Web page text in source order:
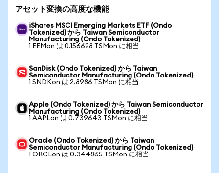
アセット変換の高度な機能
iShares MSCI Emerging Markets ETF (Ondo
Tokenized) から Taiwan Semiconductor
Manufacturing (Ondo Tokenized)
1 EEMon は 0.156628 TSMon に相当
SanDisk (Ondo Tokenized) から Taiwan
Semiconductor Manufacturing (Ondo Tokenized)
1 SNDKon は 2.8986 TSMon に相当
Apple (Ondo Tokenized) から Taiwan Semiconductor
Manufacturing (Ondo Tokenized)
1 AAPLon は 0.739643 TSMon に相当
Oracle (Ondo Tokenized) から Taiwan
Semiconductor Manufacturing (Ondo Tokenized)
1 ORCLon は 0.344865 TSMon に相当